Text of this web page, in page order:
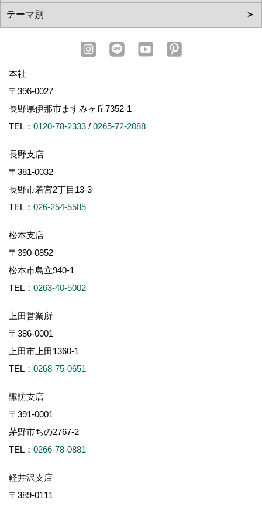
本社
〒396-0027
長野県伊那市ますみヶ丘7352-1
TEL： 0120-78-2333 / 0265-72-2088
長野支店
〒381-0032
長野市若宮2丁目13-3
TEL： 026-254-5585
松本支店
〒390-0852
松本市島立940-1
TEL： 0263-40-5002
上田営業所
〒386-0001
上田市上田1360-1
TEL： 0268-75-0651
諏訪支店
〒391-0001
茅野市ちの2767-2
TEL： 0266-78-0881
軽井沢支店
〒389-0111